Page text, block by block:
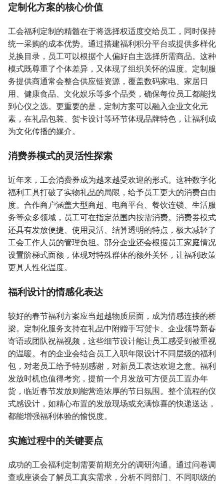
定制化方案的核心价值
工会福利定制的精髓在于将选择权适度交给员工，同时保持
统一采购的成本优势。通过搭建福利积分平台或提供多样化
兑换目录，员工可以根据个人偏好自主选择所需商品。这种
模式既尊重了个体差异，又体现了组织关怀的温度。定制服
务提供商通常会整合供应链资源，覆盖数码家电、家居日
用、健康食品、文化娱乐等多个品类，确保每位员工都能找
到心仪之选。更重要的是，定制方案可以融入企业文化元
素，在礼品包装、贺卡设计等环节体现品牌特色，让福利成
为文化传播的媒介。
消费券模式的灵活性探索
近年来，工会消费券成为越来越受欢迎的形式。这种数字化
福利工具打破了实物礼品的局限，给予员工更大的消费自由
度。合作商户涵盖大型商超、电商平台、餐饮连锁、生活服
务等众多领域，员工可在指定范围内按需消费。消费券模式
还具有发放便捷、使用灵活、结算透明的特点，极大减轻了
工会工作人员的管理负担。部分企业还会根据员工家庭情况
设置阶梯式面额，体现对特殊群体的额外关怀，让福利政策
更具人性化温度。
福利设计的情感化表达
较好的春节福利方案应当超越物质层面，成为情感连接的桥
梁。定制化服务支持在礼品中附赠手写贺卡、企业领导新春
寄语或团队祝福视频，这些细节设计能让员工感受到被重视
的温暖。有的企业会结合员工入职年限设计不同层级的福利
包，对老员工给予特别感谢，对新员工表达欢迎之意。福利
发放时机也值得考究，提前一个月发放可方便员工置办年
货，临近春节发放则能营造浓厚的节日氛围。整个流程的仪
式感设计，如精心布置的发放现场或充满惊喜的快递送达，
都能增强福利体验的愉悦度。
实施过程中的关键要点
成功的工会福利定制需要前期充分的调研沟通。通过问卷调
查或座谈会了解员工真实需求，分析不同部门、不同职级的